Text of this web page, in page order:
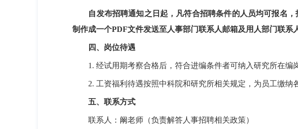
自发布招聘通知之日起，凡符合招聘条件的人员均可报名
制作成一个PDF文件发送至人事部门联系人邮箱及用人部门联系
四、岗位待遇
1. 经试用期考察合格后，符合进编条件者可纳入研究所在编
2. 工资福利待遇按照中科院和研究所相关规定，为员工缴纳
五、联系方式
联系人：阚老师（负责解答人事招聘相关政策）